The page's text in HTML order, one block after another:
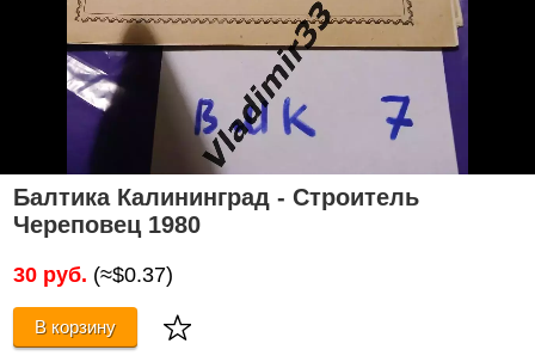
Балтика Калининград - Строитель
Череповец 1980
30 руб. (≈$0.37)
В корзину